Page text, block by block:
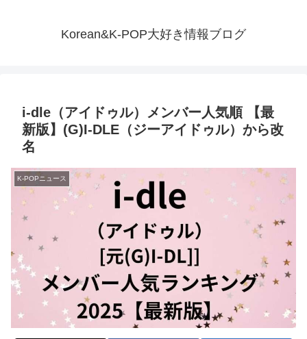
Korean&K-POP大好き情報ブログ
i-dle（アイドゥル）メンバー人気順 【最
新版】(G)I-DLE（ジーアイドゥル）から改
名
K-POPニュース